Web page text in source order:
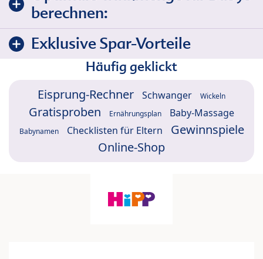
berechnen:
Exklusive Spar-Vorteile
Häufig geklickt
Eisprung-Rechner Schwanger Wickeln
Gratisproben Ernährungsplan Baby-Massage
Babynamen Checklisten für Eltern
Gewinnspiele
Online-Shop